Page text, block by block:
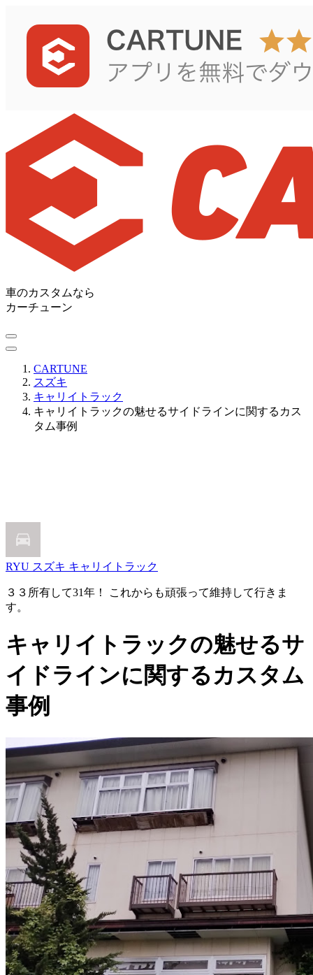
車のカスタムなら
カーチューン
CARTUNE
スズキ
キャリイトラック
キャリイトラックの魅せるサイドラインに関するカス
タム事例
RYU スズキ キャリイトラック
３３所有して31年！ これからも頑張って維持して行きま
す。
キャリイトラックの魅せるサ
イドラインに関するカスタム
事例